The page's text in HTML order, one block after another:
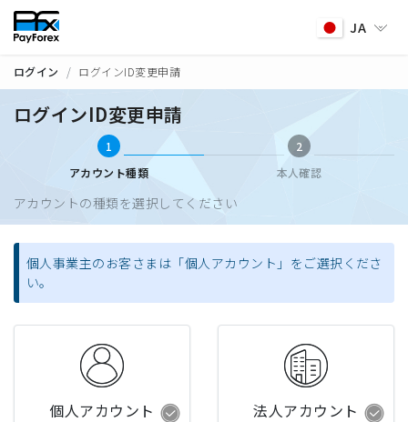
JA
ログイン ログインID変更申請
ログインID変更申請
1
アカウント種類
2
本人確認
アカウントの種類を選択してください
個人事業主のお客さまは「個人アカウント」をご選択くださ
い。
個人アカウント 法人アカウント